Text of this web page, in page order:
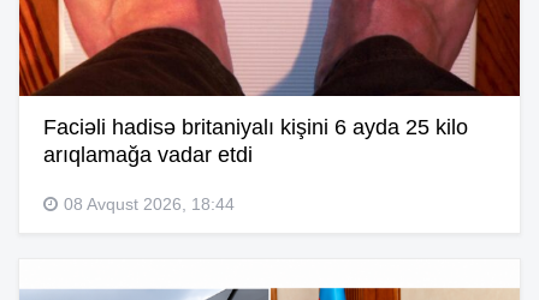
Faciəli hadisə britaniyalı kişini 6 ayda 25 kilo
arıqlamağa vadar etdi
08 Avqust 2026, 18:44